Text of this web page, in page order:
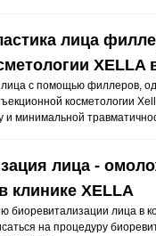
лица
XELLA
лица с помощью филлеров,
косметологии
и минимальной
лица -
клинике XELLA
биоревитализации лица в
на процедуру